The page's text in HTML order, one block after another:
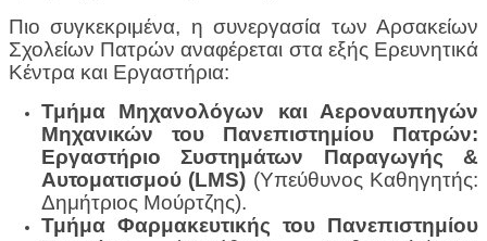
Πιο συγκεκριμένα, η συνεργασία των Αρσακείων
Σχολείων Πατρών αναφέρεται στα εξής Ερευνητικά
Κέντρα και Εργαστήρια:
Τμήμα Μηχανολόγων και Αεροναυπηγών
Μηχανικών του Πανεπιστημίου Πατρών:
Εργαστήριο Συστημάτων Παραγωγής &
Αυτοματισμού (LMS) (Υπεύθυνος Καθηγητής:
Δημήτριος Μούρτζης).
Τμήμα Φαρμακευτικής του Πανεπιστημίου